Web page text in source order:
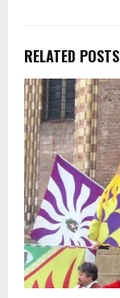
RELATED POSTS